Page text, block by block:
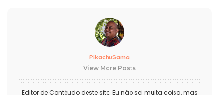
PikachuSama
View More Posts
Editor de Contéudo deste site. Eu não sei muita coisa, mas